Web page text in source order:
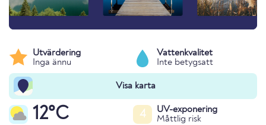
Utvärdering
Inga ännu
Vattenkvalitet
Inte betygsatt
Visa karta
12°C 4
UV-exponering
Måttlig risk